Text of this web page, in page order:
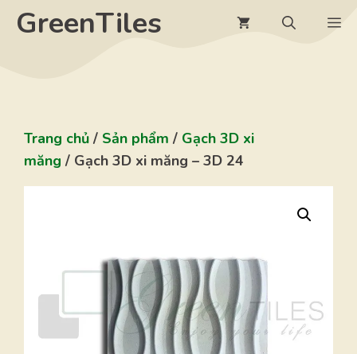
Chuyển
đếnGreenTiles
Trang chủ / Sản phẩm / Gạch 3D xi
măng / Gạch 3D xi măng – 3D 24